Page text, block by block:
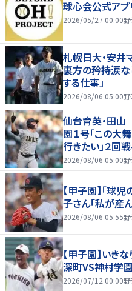
球心会公式アプ
2026/05/27 00:00
札幌日大・安井
裏方の矜持涙
する仕事」
2026/08/06 05:00
仙台育英・田山
園１号「この大
行きたい」２回
2026/08/06 05:00
【甲子園】「球
子さん「私が産
2026/08/06 05:55
【甲子園】いき
深町VS神村学
2026/07/12 00:00